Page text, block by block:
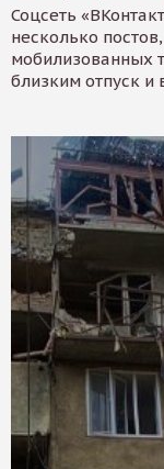
Соцсеть
несколько
мобилизованных
близким отпуск и